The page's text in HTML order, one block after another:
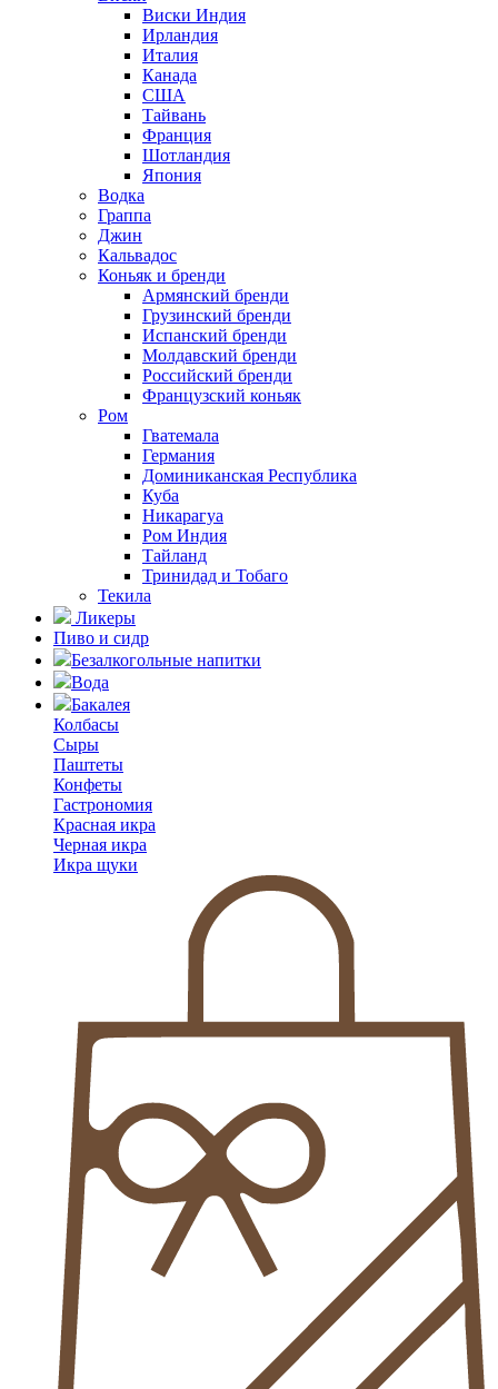
Виски Индия
Ирландия
Италия
Канада
США
Тайвань
Франция
Шотландия
Япония
Водка
Граппа
Джин
Кальвадос
Коньяк и бренди
Армянский бренди
Грузинский бренди
Испанский бренди
Молдавский бренди
Российский бренди
Французский коньяк
Ром
Гватемала
Германия
Доминиканская Республика
Куба
Никарагуа
Ром Индия
Тайланд
Тринидад и Тобаго
Текила
Ликеры
Пиво и сидр
Безалкогольные напитки
Вода
Бакалея
Колбасы
Сыры
Паштеты
Конфеты
Гастрономия
Красная икра
Черная икра
Икра щуки